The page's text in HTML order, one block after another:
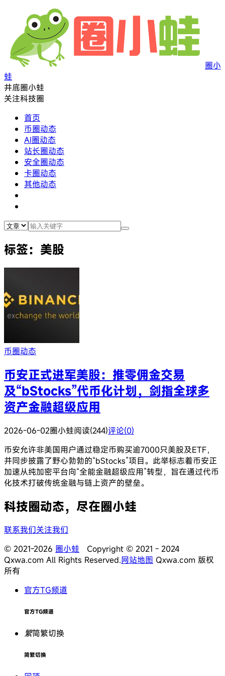
圈小
蛙
井底圈小蛙
关注科技圈
首页
币圈动态
AI圈动态
站长圈动态
安全圈动态
卡圈动态
其他动态
标签：美股
币圈动态
币安正式进军美股：推零佣金交易
及“bStocks”代币化计划，剑指全球多
资产金融超级应用
2026-06-02圈小蛙阅读(244)评论(0)
币安允许非美国用户通过稳定币购买逾7000只美股及ETF，
并同步披露了野心勃勃的“bStocks”项目。此举标志着币安正
加速从纯加密平台向“全能金融超级应用”转型，旨在通过代币
化技术打破传统金融与链上资产的壁垒。
科技圈动态，尽在圈小蛙
联系我们关注我们
© 2021-2026 圈小蛙 Copyright © 2021 - 2024
Qxwa.com All Rights Reserved.网站地图 Qxwa.com 版权
所有
官方TG频道
官方TG频道
繁简繁切换
简繁切换